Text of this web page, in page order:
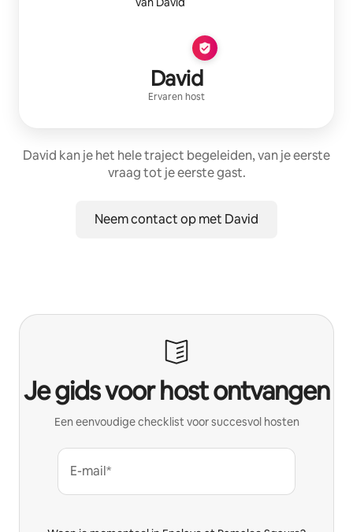
David
Ervaren host
David kan je het hele traject begeleiden, van je eerste
vraag tot je eerste gast.
Neem contact op met David
Je gids voor host ontvangen
Een eenvoudige checklist voor succesvol hosten
E-mail*